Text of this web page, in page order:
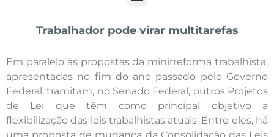
Trabalhador pode virar multitarefas
Em paralelo às propostas da minirreforma trabalhista,
apresentadas no fim do ano passado pelo Governo
Federal, tramitam, no Senado Federal, outros Projetos
de Lei que têm como principal objetivo a
flexibilização das leis trabalhistas atuais. Entre eles, há